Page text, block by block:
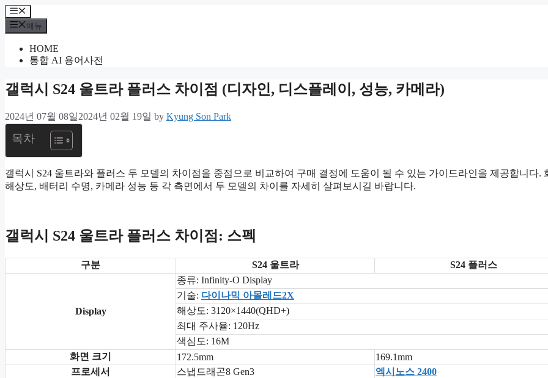
컨
텐
츠
뛰
메
뉴
메뉴
HOME
통합 AI 용어사전
갤럭시 S24 울트라 플러스 차이점 (디자인, 디스플레이, 성능, 카메라)
2024년 07월 08일2024년 02월 19일 by Kyung Son Park
목차
갤럭시 S24 울트라와 플러스 두 모델의 차이점을 중점으로 비교하여 구매 결정에 도움이 될 수 있는 가이드라인을 제공합니다.
해상도, 배터리 수명, 카메라 성능 등 각 측면에서 두 모델의 차이를 자세히 살펴보시길 바랍니다.
갤럭시 S24 울트라 플러스 차이점: 스펙
구분 S24 울트라 S24 플러스
Display
종류: Infinity-O Display
기술: 다이나믹 아몰레드2X
해상도: 3120×1440(QHD+)
최대 주사율: 120Hz
색심도: 16M
화면 크기
172.5mm
169.1mm
프로세서
스냅드래곤8 Gen3 엑시노스 2400